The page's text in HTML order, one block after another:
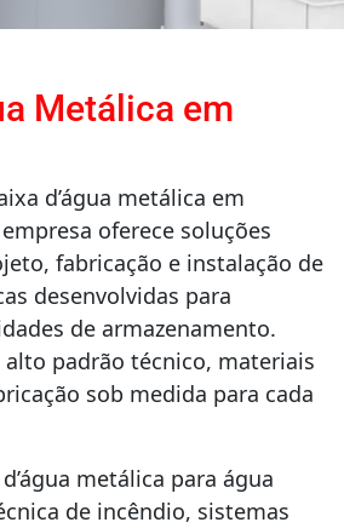
Metálica em
d’água metálica em
oferece soluções
fabricação e instalação de
desenvolvidas para
de armazenamento.
padrão técnico, materiais
sob medida para cada
metálica para água
de incêndio, sistemas